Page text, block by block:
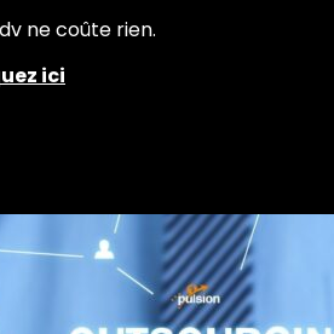
ne coûte rien.
ici